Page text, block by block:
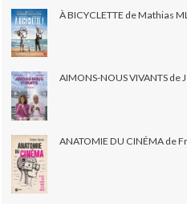
À BICYCLETTE de Mathias
AIMONS-NOUS VIVANTS de
ANATOMIE DU CINÉMA de